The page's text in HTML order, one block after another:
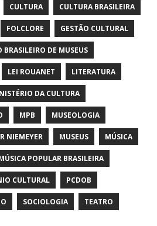
CULTURA CULTURA BRASILEIRA
FOLCLORE GESTÃO CULTURAL
DE MUSEUS
LEI ROUANET LITERATURA
DA CULTURA
MPB MUSEOLOGIA
NIEMEYER MUSEUS MÚSICA
POPULAR BRASILEIRA
CULTURAL PCDOB
SOCIOLOGIA TEATRO